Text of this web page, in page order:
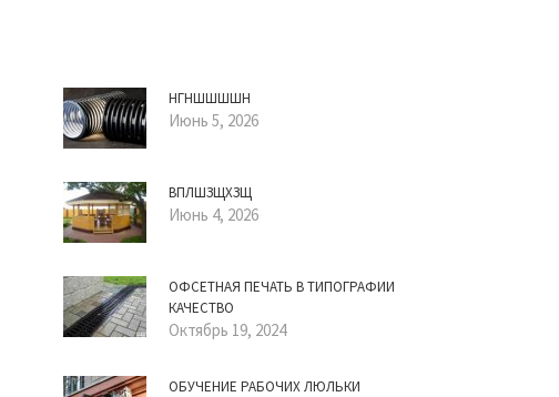
НГНШШШШН
Июнь 5, 2026
ВПЛШЗЩХЗЩ
Июнь 4, 2026
ОФСЕТНАЯ ПЕЧАТЬ В ТИПОГРАФИИ
КАЧЕСТВО
Октябрь 19, 2024
ОБУЧЕНИЕ РАБОЧИХ ЛЮЛЬКИ